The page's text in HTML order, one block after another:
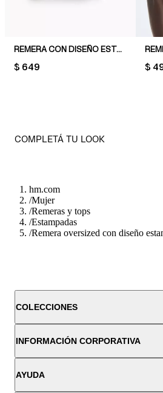
REMERA CON DISEÑO ESTAMPADO
PRICE:
$ 649 $
COMPLETÁ TU LOOK
hm.com
/Mujer
/Remeras y tops
/Estampadas
/Remera oversized con diseño
COLECCIONES
INFORMACIÓN CORPORATIVA
AYUDA